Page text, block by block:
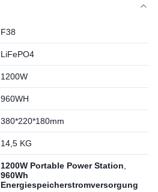
F38
LiFePO4
1200W
960WH
380*220*180mm
14,5 KG
1200W Portable Power Station
960Wh
Energiespeicherstromversorgung